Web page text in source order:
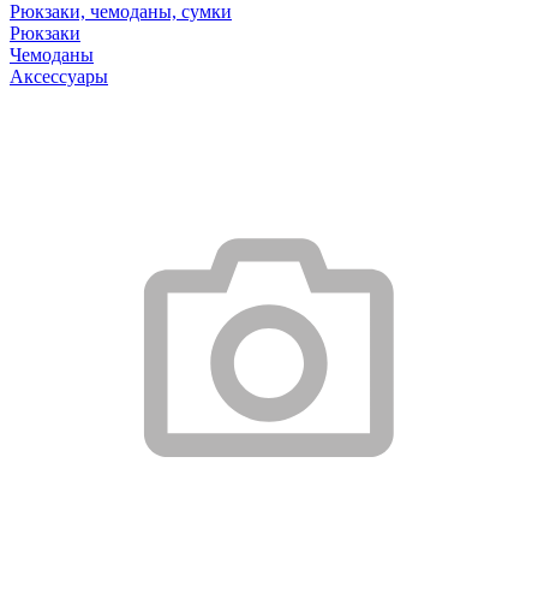
Рюкзаки, чемоданы, сумки
Рюкзаки
Чемоданы
Аксессуары